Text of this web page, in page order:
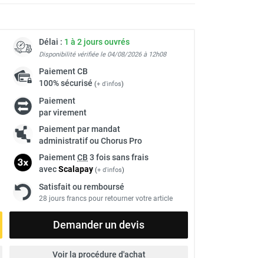
Délai : 1 à 2 jours ouvrés
Disponibilité vérifiée le 04/08/2026 à 12h08
PaiementCB
100% sécurisé (+ d'infos)
Paiement
par virement
Paiement par mandat
administratif ou Chorus Pro
PaiementCB 3 fois sans frais
avecScalapay (+ d'infos)
Satisfait ou remboursé
28 jours francs pour retourner votre article
Demander un devis
Voir la procédure d'achat